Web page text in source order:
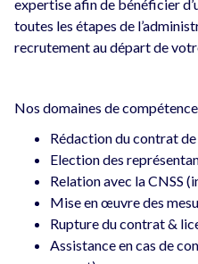
expertise afin de bénéficier
toutes les étapes de
recrutement au départ de
Nos domaines de
Rédaction du contrat
Election des
Relation avec la CNSS
Mise en œuvre des
Rupture du contrat &
Assistance en cas de